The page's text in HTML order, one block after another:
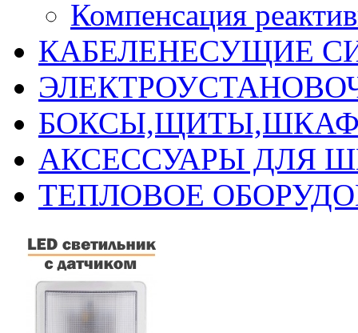
Компенсация
КАБЕЛЕНЕСУЩИЕ
АКСЕССУАРЫ ДЛЯ
ТЕПЛОВОЕ